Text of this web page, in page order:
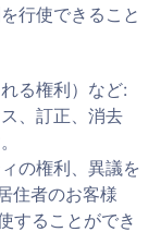
行使できること
る権利）など:
、訂正、消去
の権利、異議を
住者のお客様
することができ